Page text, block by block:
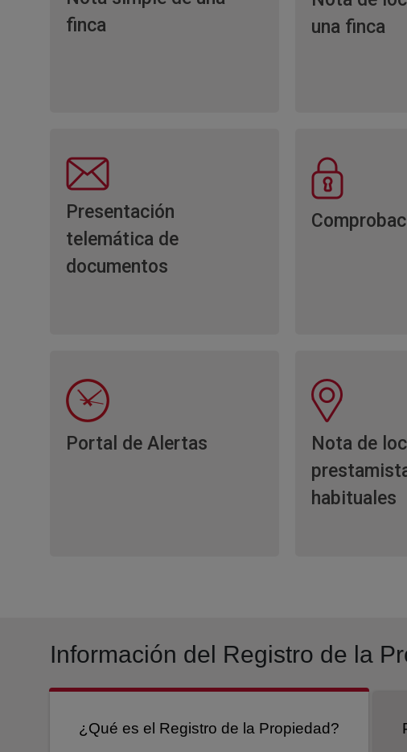
finca
una finca
Presentación
telemática de
documentos
Portal de Alertas
Nota de
habituales
Información del Registro de la
¿Qué es el Registro de la Propiedad?